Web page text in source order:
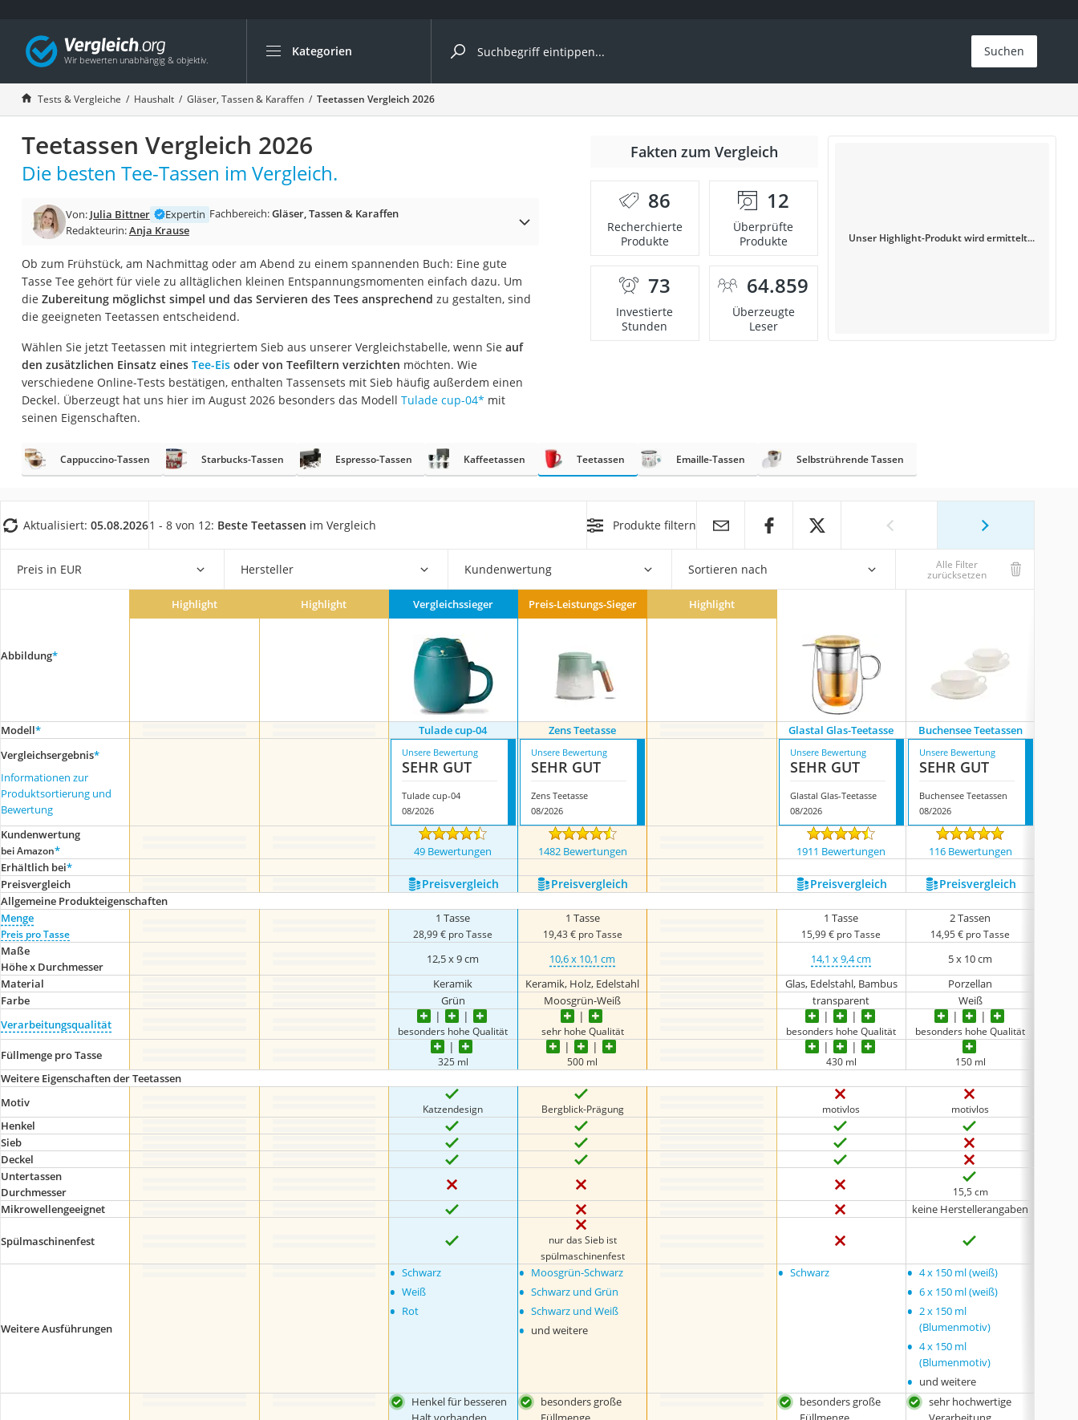
Kategorien
Die beliebtesten Vergleiche nach Kategorie
Haushalt
Wassersprudler
Zentralstaubsauger
Brotbackautomat
Wischroboter
Wäschespinne
Spülmaschinentabs
Akku-Staubsauger
AEG-Waschmaschine
Saug-Wisch-Roboter
Handstaubsauger
Kondenstrockner
Reiskocher
Tierhaarstaubsauger
Nespresso-Maschine
Messerschärfer
Suchen
Tests & Vergleiche Haushalt Gläser, Tassen & Karaffen Teetassen Vergleich 2026
Teetassen Vergleich 2026
Die besten Tee-Tassen im Vergleich.
Von: Julia Bittner Expertin Fachbereich:Gläser, Tassen & Karaffen
Redakteurin:Anja Krause
Ob zum Frühstück, am Nachmittag oder am Abend zu einem spannenden Buch: Eine gute
Tasse Tee gehört für viele zu alltäglichen kleinen Entspannungsmomenten einfach dazu. Um
die Zubereitung möglichst simpel und das Servieren des Tees ansprechend zu gestalten, sind
die geeigneten Teetassen entscheidend.
Wählen Sie jetzt Teetassen mit integriertem Sieb aus unserer Vergleichstabelle, wenn Sie auf
den zusätzlichen Einsatz eines Tee-Eisoder von Teefiltern verzichten möchten. Wie
verschiedene Online-Tests bestätigen, enthalten Tassensets mit Sieb häufig außerdem einen
Deckel. Überzeugt hat uns hier im August 2026 besonders das Modell Tulade cup-04* mit
seinen Eigenschaften.
Fakten zum Vergleich
86
Recherchierte
Produkte
12
Überprüfte
Produkte
73
Investierte
Stunden
64.859
Überzeugte
Leser
Unser Highlight-Produkt wird ermittelt...
Cappuccino-Tassen Starbucks-Tassen Espresso-Tassen Kaffeetassen Teetassen Emaille-Tassen Selbstrührende Tassen
Aktualisiert: 05.08.20261 - 8 von 12: Beste Teetassen im Vergleich Produkte filtern
Preis in EUR Hersteller Kundenwertung Sortieren nach Alle Filter
zurücksetzen
Abbildung*
Highlight Highlight Vergleichssieger Preis-Leistungs-Sieger Highlight
Modell* Tulade cup-04 Zens Teetasse Glastal Glas-Teetasse Buchensee Teetassen
Vergleichsergebnis*
Informationen zur
Produktsortierung und
Bewertung
Unsere Bewertung
SEHR GUT
Tulade cup-04
08/2026
Unsere Bewertung
SEHR GUT
Zens Teetasse
08/2026
Unsere Bewertung
SEHR GUT
Glastal Glas-Teetasse
08/2026
Unsere Bewertung
SEHR GUT
Buchensee Teetassen
08/2026
Kundenwertung
bei Amazon* 49 Bewertungen 1482 Bewertungen 1911 Bewertungen 116 Bewertungen
Erhältlich bei*
Preis­vergleich
Preis­vergleich Preis­vergleich Preis­vergleich Preis­vergleich
Allgemeine Produkteigenschaften
Menge
Preis pro Tasse
1 Tasse
28,99 € pro Tasse
1 Tasse
19,43 € pro Tasse
1 Tasse
15,99 € pro Tasse
2 Tassen
14,95 € pro Tasse
Maße
Höhe x Durchmesser
12,5 x 9 cm 10,6 x 10,1 cm 14,1 x 9,4 cm 5 x 10 cm
Material
Keramik Keramik, Holz, Edelstahl Glas, Edelstahl, Bambus
Porzellan
Farbe
Grün Moosgrün-Weiß transparent Weiß
Verarbeitungsqualität
besonders hohe Qualität sehr hohe Qualität besonders hohe Qualität besonders hohe Qualität
Füllmenge pro Tasse 325 ml 500 ml 430 ml 150 ml
Weitere Eigenschaften der Teetassen
Motiv
Katzendesign Bergblick-Prägung motivlos motivlos
Henkel
Sieb
Deckel
Untertassen
Durchmesser
15,5 cm
Mikrowellengeeignet keine Herstellerangaben
Spülmaschinenfest
nur das Sieb ist
spülmaschinenfest
Weitere Ausführungen
• Schwarz
• Weiß
• Rot
• Moosgrün-Schwarz
• Schwarz und Grün
• Schwarz und Weiß
• und weitere
• Schwarz • 4 x 150 ml (weiß)
• 6 x 150 ml (weiß)
• 2 x 150 ml
(Blumenmotiv)
• 4 x 150 ml
(Blumenmotiv)
• und weitere
Henkel für besseren
besonders große
besonders große
sehr hochwertige